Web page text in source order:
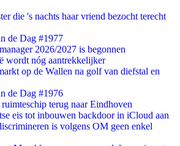
die 's nachts haar vriend bezocht terecht
de Dag #1977
2026/2027 is begonnen
wordt nóg aantrekkelijker
op de Wallen na golf van diefstal en
de Dag #1976
terug naar Eindhoven
eis tot inbouwen backdoor in iCloud aan
is volgens OM geen enkel